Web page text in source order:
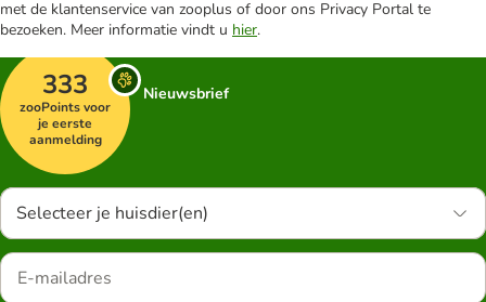
met de klantenservice van zooplus of door ons Privacy Portal te
bezoeken. Meer informatie vindt u hier.
333
zooPoints voor
je eerste
aanmelding
Nieuwsbrief
Selecteer je huisdier(en)